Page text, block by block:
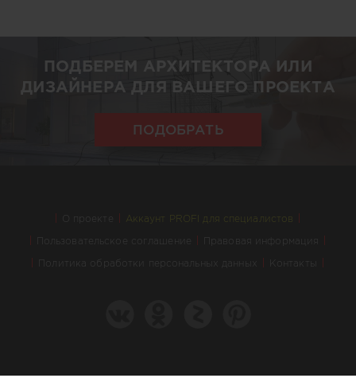
ПОДБЕРЕМ АРХИТЕКТОРА ИЛИ
ДИЗАЙНЕРА ДЛЯ ВАШЕГО ПРОЕКТА
ПОДОБРАТЬ
О проекте Аккаунт PROFI для специалистов
Пользовательское соглашение Правовая информация
Политика обработки персональных данных Контакты